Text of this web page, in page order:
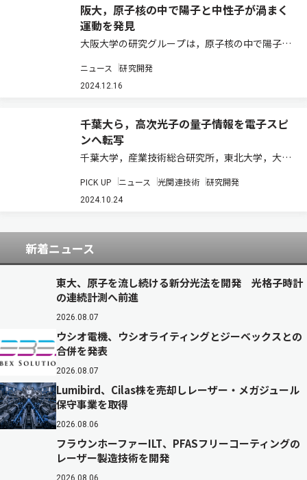
阪大，原子核の中で陽子と中性子が渦まく
運動を発見
大阪大学の研究グループは，原子核の中で陽子や
初めて発見した（ニュースリリース）。 液体や気
体の流れに渦と呼ばれる運動がある。身近なもの
ニュース 研究開発
2024.12.16
千葉大ら，高次光子の量子情報を電子スピ
ンへ転写
千葉大学，産業技術総合研究所，東北大学，大阪
の量子力学的な情報を，半導体中の電子の空間ス
ピン構造へ転写することに成功した（ニュースリ
PICK UP ニュース 光関連技術 研究開発
2024.10.24
新着ニュース
東大、原子を流し続ける新分光法を開発 光格子時計
の連続計測へ前進
2026.08.07
ウシオ電機、ウシオライティングとジーベックスとの
合併を発表
2026.08.07
Lumibird、Cilas株を売却しレーザー・メガジュール
保守事業を取得
2026.08.06
フラウンホーファーILT、PFASフリーコーティングの
レーザー製造技術を開発
2026.08.06